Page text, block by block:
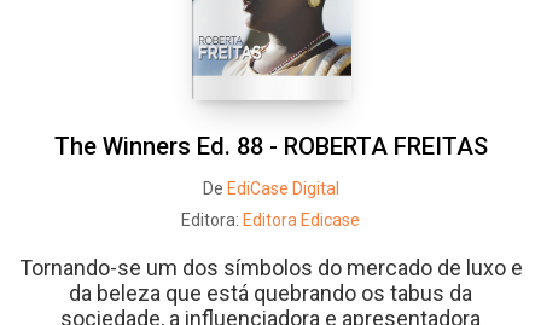
The Winners Ed. 88 - ROBERTA FREITAS
De EdiCase Digital
Editora: Editora Edicase
Tornando-se um dos símbolos do mercado de luxo e
da beleza que está quebrando os tabus da
sociedade, a influenciadora e apresentadora